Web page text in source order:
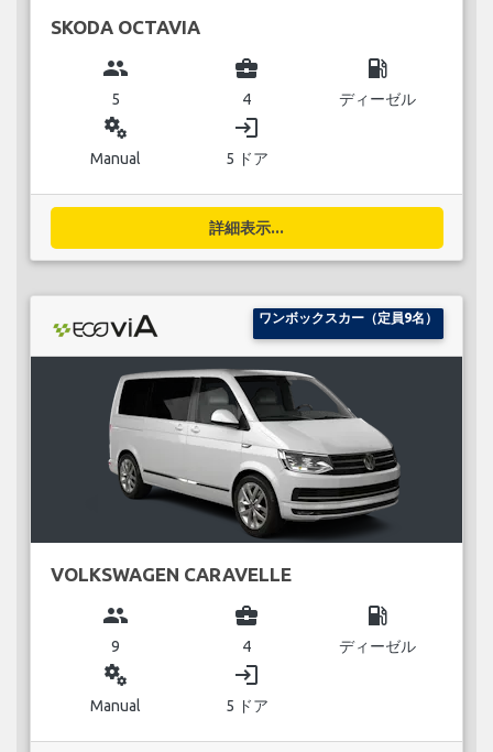
SKODA OCTAVIA
group
5
business_center
4
local_gas_station
ディーゼル
miscellaneous_services
Manual
login
5 ドア
詳細表示...
ワンボックスカー（定員9名）
VOLKSWAGEN CARAVELLE
group
9
business_center
4
local_gas_station
ディーゼル
miscellaneous_services
Manual
login
5 ドア